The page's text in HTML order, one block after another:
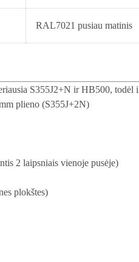
RAL7021 pusiau matinis
S355J2+N ir HB500,
plieno (S355J+2N)
2 laipsniais vienoje pusėje)
plokštes)